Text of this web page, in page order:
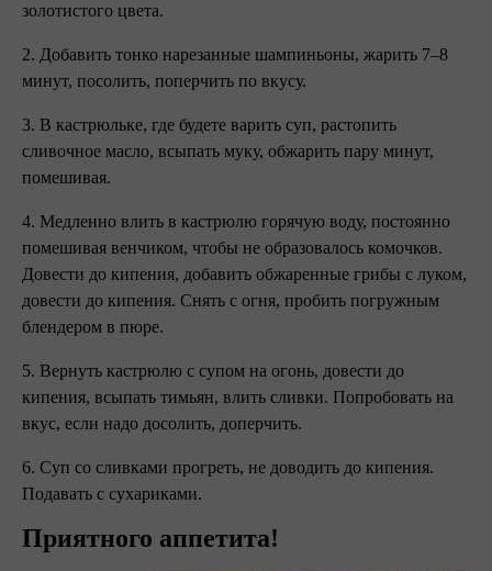
золотистого цвета.
2. Добавить тонко нарезанные шампиньоны, жарить 7–8
минут, посолить, поперчить по вкусу.
3. В кастрюльке, где будете варить суп, растопить
сливочное масло, всыпать муку, обжарить пару минут,
помешивая.
4. Медленно влить в кастрюлю горячую воду, постоянно
помешивая венчиком, чтобы не образовалось комочков.
Довести до кипения, добавить обжаренные грибы с луком,
довести до кипения. Снять с огня, пробить погружным
блендером в пюре.
5. Вернуть кастрюлю с супом на огонь, довести до
кипения, всыпать тимьян, влить сливки. Попробовать на
вкус, если надо досолить, доперчить.
6. Суп со сливками прогреть, не доводить до кипения.
Подавать с сухариками. ⠀
Приятного аппетита!